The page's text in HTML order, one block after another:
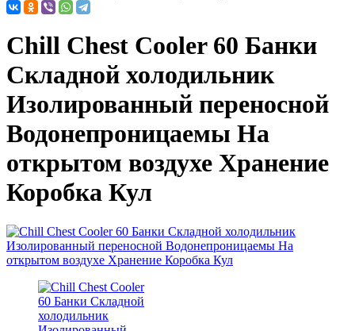
Chill Chest Cooler 60 Банки
Складной холодильник
Изолированный переносной
Водонепроницаемы На
открытом воздухе Хранение
Коробка Кул